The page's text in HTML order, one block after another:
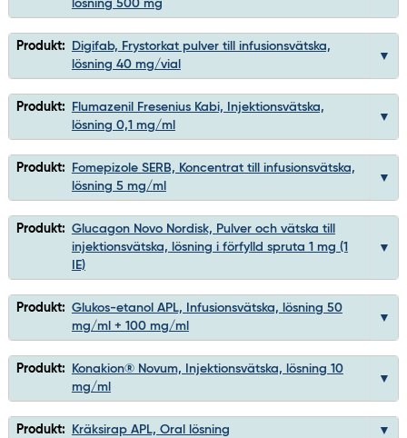
lösning 500 mg
Produkt:
Digifab, Frystorkat pulver till infusionsvätska,
lösning 40 mg/vial
Produkt:
Flumazenil Fresenius Kabi, Injektionsvätska,
lösning 0,1 mg/ml
Produkt:
Fomepizole SERB, Koncentrat till infusionsvätska,
lösning 5 mg/ml
Produkt: Glucagon Novo Nordisk, Pulver och vätska till
injektionsvätska, lösning i förfylld spruta 1 mg (1
IE)
Produkt: Glukos-etanol APL, Infusionsvätska, lösning 50
mg/ml + 100 mg/ml
Produkt:
Konakion® Novum, Injektionsvätska, lösning 10
mg/ml
Produkt: Kräksirap APL, Oral lösning